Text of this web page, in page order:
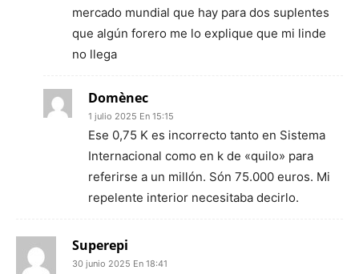
mercado mundial que hay para dos suplentes
que algún forero me lo explique que mi linde
no llega
Domènec
1 julio 2025 En 15:15
Ese 0,75 K es incorrecto tanto en Sistema
Internacional como en k de «quilo» para
referirse a un millón. Són 75.000 euros. Mi
repelente interior necesitaba decirlo.
Superepi
30 junio 2025 En 18:41